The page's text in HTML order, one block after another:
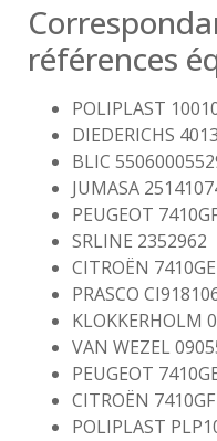
références
POLIPLAST
DIEDERICHS
BLIC
JUMASA
PEUGEOT
SRLINE 2352962
CITROËN 7410GE
PRASCO
KLOKKERHOLM
VAN WEZEL
PEUGEOT
CITROËN 7410GF
POLIPLAST